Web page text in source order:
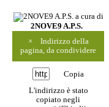
a cura di
2NOVE9 A.P.S.
×
Indirizzo della
pagina, da condividere
Copia
L'indirizzo è stato
copiato negli